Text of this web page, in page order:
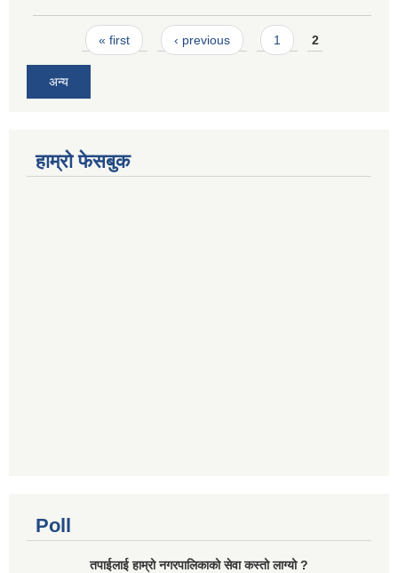
Pages« first ‹ previous 1 2
अन्य
हाम्रो फेसबुक
Poll
तपाईलाई हाम्रो नगरपालिकाको सेवा कस्तो लाग्यो ?